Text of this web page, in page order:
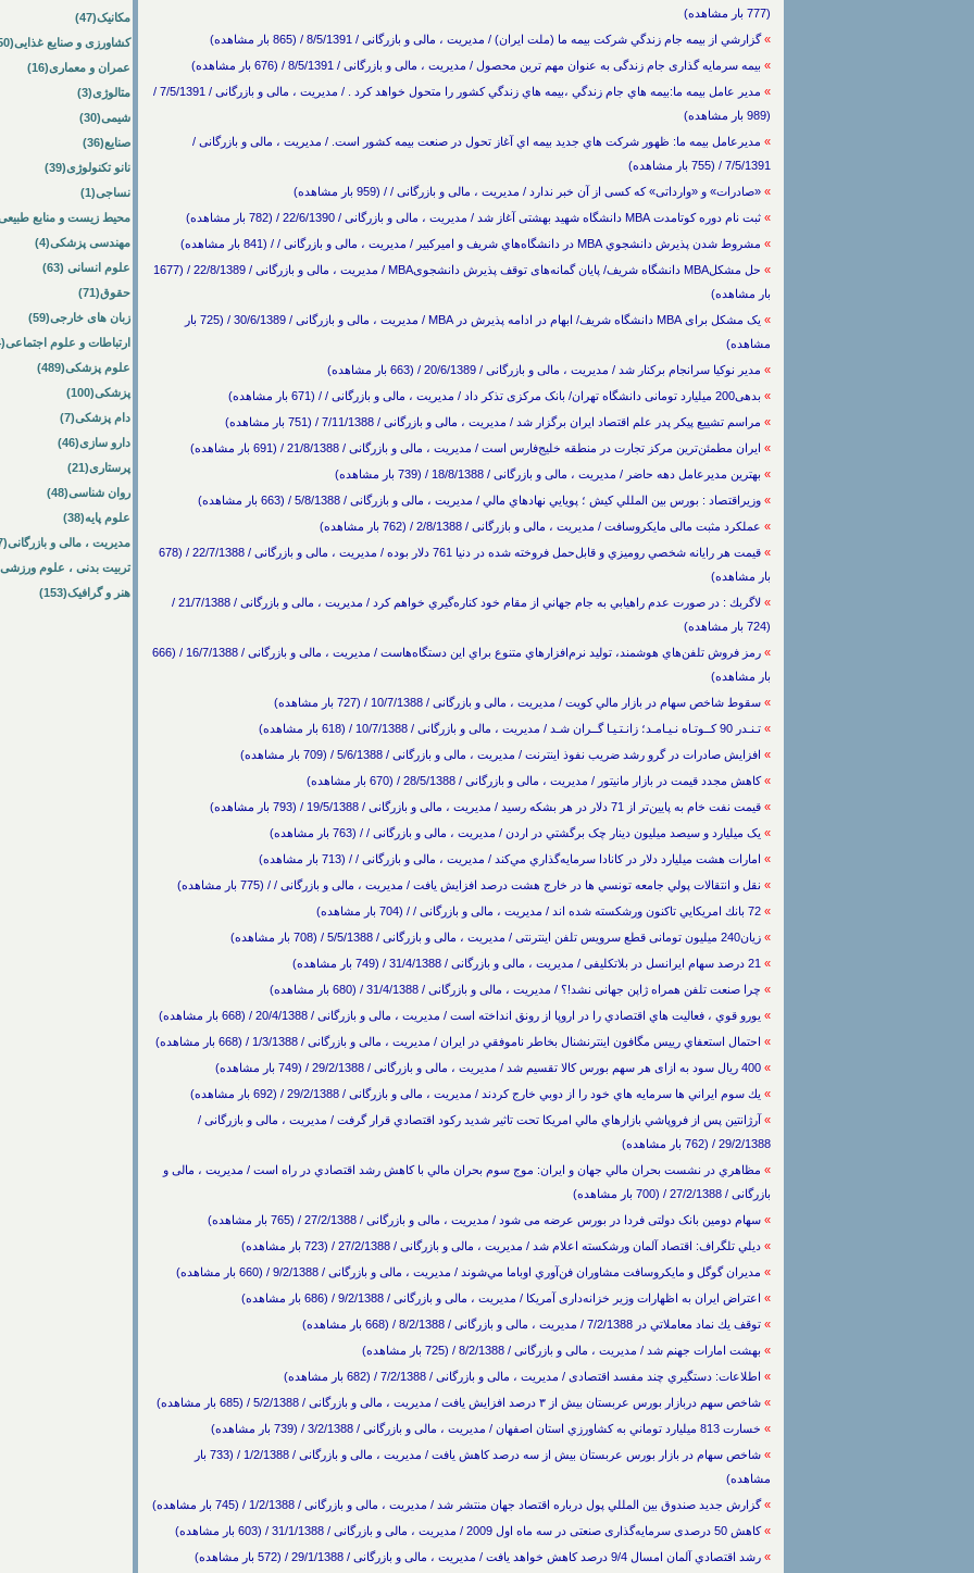
(777 بار مشاهده)
»گزارشي از بيمه جام زندگي شركت بيمه ما (ملت ايران) / مدیریت ، مالی و بازرگانی / 8/5/1391 / (865 بار مشاهده)
» بیمه سرمایه گذاری جام زندگی به عنوان مهم ترین محصول / مدیریت ، مالی و بازرگانی / 8/5/1391 / (676 بار مشاهده)
»
مدير عامل بيمه ما:بيمه هاي جام زندگي ،بيمه هاي زندگي كشور را متحول خواهد كرد . / مدیریت ، مالی و بازرگانی / 7/5/1391 /
(989 بار مشاهده)
» مديرعامل بيمه ما: ظهور شركت هاي جديد بيمه اي آغاز تحول در صنعت بيمه كشور است. / مدیریت ، مالی و بازرگانی /
7/5/1391 / (755 بار مشاهده)
» «صادرات» و «وارداتی» که کسی از آن خبر ندارد / مدیریت ، مالی و بازرگانی / / (959 بار مشاهده)
» ثبت نام دوره کوتامدت MBA دانشگاه شهید بهشتی آغاز شد / مدیریت ، مالی و بازرگانی / 22/6/1390 / (782 بار مشاهده)
» مشروط شدن پذيرش دانشجوي MBA در دانشگاه‌هاي شريف و اميركبير / مدیریت ، مالی و بازرگانی / / (841 بار مشاهده)
»
حل مشکلMBA دانشگاه شریف/ پایان گمانه‌های توقف پذیرش دانشجویMBA / مدیریت ، مالی و بازرگانی / 22/8/1389 / (1677
بار مشاهده)
»
یک مشکل برای MBA دانشگاه شریف/ ابهام در ادامه پذیرش در MBA / مدیریت ، مالی و بازرگانی / 30/6/1389 / (725 بار
مشاهده)
» مدير نوكيا سرانجام بركنار شد / مدیریت ، مالی و بازرگانی / 20/6/1389 / (663 بار مشاهده)
» بدهی200 میلیارد تومانی دانشگاه تهران/ بانک مرکزی تذکر داد / مدیریت ، مالی و بازرگانی / / (671 بار مشاهده)
» مراسم تشییع پیکر پدر علم اقتصاد ایران برگزار شد / مدیریت ، مالی و بازرگانی / 7/11/1388 / (751 بار مشاهده)
» ایران مطمئن‌ترین مرکز تجارت در منطقه خلیج‌فارس است / مدیریت ، مالی و بازرگانی / 21/8/1388 / (691 بار مشاهده)
» بهترين مديرعامل دهه‌ حاضر / مدیریت ، مالی و بازرگانی / 18/8/1388 / (739 بار مشاهده)
» وزيراقتصاد : بورس بين المللي کيش ؛ پويايي نهادهاي مالي / مدیریت ، مالی و بازرگانی / 5/8/1388 / (663 بار مشاهده)
» عملکرد مثبت مالی مایکروسافت / مدیریت ، مالی و بازرگانی / 2/8/1388 / (762 بار مشاهده)
»
قيمت هر رايانه شخصي روميزي و قابل‌حمل فروخته شده در دنيا 761 دلار بوده / مدیریت ، مالی و بازرگانی / 22/7/1388 / (678
بار مشاهده)
»
لاگربك : در صورت عدم راهيابي به جام جهاني از مقام خود كناره‌گيري خواهم كرد / مدیریت ، مالی و بازرگانی / 21/7/1388 /
(724 بار مشاهده)
»
رمز فروش تلفن‌هاي هوشمند، توليد نرم‌افزارهاي متنوع براي اين دستگاه‌هاست / مدیریت ، مالی و بازرگانی / 16/7/1388 / (666
بار مشاهده)
» سقوط شاخص سهام در بازار مالي کويت / مدیریت ، مالی و بازرگانی / 10/7/1388 / (727 بار مشاهده)
» تـنـدر 90 كــوتـاه نـيـامـد؛ زانـتـيـا گــران شـد / مدیریت ، مالی و بازرگانی / 10/7/1388 / (618 بار مشاهده)
» افزايش صادرات در گرو رشد ضريب نفوذ اينترنت / مدیریت ، مالی و بازرگانی / 5/6/1388 / (709 بار مشاهده)
»کاهش مجدد قیمت در بازار مانیتور / مدیریت ، مالی و بازرگانی / 28/5/1388 / (670 بار مشاهده)
» قيمت نفت خام به پايين‌تر از 71 دلار در هر بشكه رسيد / مدیریت ، مالی و بازرگانی / 19/5/1388 / (793 بار مشاهده)
» يک ميليارد و سيصد ميليون دينار چک برگشتي در اردن / مدیریت ، مالی و بازرگانی / / (763 بار مشاهده)
» امارات هشت ميليارد دلار در كانادا سرمايه‌گذاري مي‌كند / مدیریت ، مالی و بازرگانی / / (713 بار مشاهده)
» نقل و انتقالات پولي جامعه تونسي ها در خارج هشت درصد افزايش يافت / مدیریت ، مالی و بازرگانی / / (775 بار مشاهده)
» 72 بانك امريكايي تاكنون ورشكسته شده اند / مدیریت ، مالی و بازرگانی / / (704 بار مشاهده)
» زیان240 میلیون تومانی قطع سرویس تلفن اینترنتی / مدیریت ، مالی و بازرگانی / 5/5/1388 / (708 بار مشاهده)
» 21 درصد سهام ايرانسل در بلاتکليفی / مدیریت ، مالی و بازرگانی / 31/4/1388 / (749 بار مشاهده)
» چرا صنعت تلفن همراه ژاپن جهانی نشد!؟ / مدیریت ، مالی و بازرگانی / 31/4/1388 / (680 بار مشاهده)
» يورو قوي ، فعاليت هاي اقتصادي را در اروپا از رونق انداخته است / مدیریت ، مالی و بازرگانی / 20/4/1388 / (668 بار مشاهده)
» احتمال استعفاي رييس مگافون اينترنشنال بخاطر ناموفقي در ايران / مدیریت ، مالی و بازرگانی / 1/3/1388 / (668 بار مشاهده)
» 400 ریال سود به ازای هر سهم بورس کالا تقسیم شد / مدیریت ، مالی و بازرگانی / 29/2/1388 / (749 بار مشاهده)
» يك سوم ايراني ها سرمايه هاي خود را از دوبي خارج كردند / مدیریت ، مالی و بازرگانی / 29/2/1388 / (692 بار مشاهده)
» آرژانتين پس از فروپاشي بازارهاي مالي امريکا تحت تاثير شديد رکود اقتصادي قرار گرفت / مدیریت ، مالی و بازرگانی /
29/2/1388 / (762 بار مشاهده)
» مظاهري در نشست بحران مالي جهان و ايران: موج سوم بحران مالي با كاهش رشد اقتصادي در راه است / مدیریت ، مالی و
بازرگانی / 27/2/1388 / (700 بار مشاهده)
» سهام دومین بانک دولتی فردا در بورس عرضه می شود / مدیریت ، مالی و بازرگانی / 27/2/1388 / (765 بار مشاهده)
» ديلي تلگراف: اقتصاد آلمان ورشكسته اعلام شد / مدیریت ، مالی و بازرگانی / 27/2/1388 / (723 بار مشاهده)
» مديران گوگل و مايكروسافت مشاوران فن‌آوري اوباما مي‌شوند / مدیریت ، مالی و بازرگانی / 9/2/1388 / (660 بار مشاهده)
» اعتراض ایران به اظهارات وزیر خزانه‌داری آمریکا / مدیریت ، مالی و بازرگانی / 9/2/1388 / (686 بار مشاهده)
» توقف يك نماد معاملاتي در 7/2/1388 / مدیریت ، مالی و بازرگانی / 8/2/1388 / (668 بار مشاهده)
» بهشت امارات جهنم شد / مدیریت ، مالی و بازرگانی / 8/2/1388 / (725 بار مشاهده)
» اطلاعات: دستگيري چند مفسد اقتصادی / مدیریت ، مالی و بازرگانی / 7/2/1388 / (682 بار مشاهده)
» شاخص سهم دربازار بورس عربستان بيش از ‪ ۳‬درصد افزايش يافت / مدیریت ، مالی و بازرگانی / 5/2/1388 / (685 بار مشاهده)
» خسارت 813 ميليارد توماني به کشاورزي استان اصفهان / مدیریت ، مالی و بازرگانی / 3/2/1388 / (739 بار مشاهده)
»
شاخص سهام در بازار بورس عربستان بيش از سه درصد كاهش يافت / مدیریت ، مالی و بازرگانی / 1/2/1388 / (733 بار
مشاهده)
»گزارش جديد صندوق بين المللي پول درباره اقتصاد جهان منتشر شد / مدیریت ، مالی و بازرگانی / 1/2/1388 / (745 بار مشاهده)
»کاهش 50 درصدی سرمایه‌گذاری صنعتی در سه ماه اول 2009 / مدیریت ، مالی و بازرگانی / 31/1/1388 / (603 بار مشاهده)
» رشد اقتصادي آلمان امسال 9/4 درصد كاهش خواهد يافت / مدیریت ، مالی و بازرگانی / 29/1/1388 / (572 بار مشاهده)
مکانیک(47)
کشاورزی و صنایع غذایی(50)
عمران و معماری(16)
متالوژی(3)
شیمی(30)
صنایع(36)
نانو تکنولوژی(39)
نساجی(1)
محیط زیست و منابع
مهندسی پزشکی(4)
علوم انسانی (63)
حقوق(71)
زبان های خارجی(59)
ارتباطات و علوم اجتماعی(84)
علوم پزشکی(489)
پزشکی(100)
دام پزشکی(7)
دارو سازی(46)
پرستاری(21)
روان شناسی(48)
علوم پایه(38)
مدیریت ، مالی و بازرگانی(57)
تربیت بدنی ، علوم
هنر و گرافیک(153)